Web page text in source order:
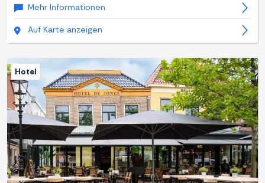
Mehr Informationen
Auf Karte anzeigen
Hotel